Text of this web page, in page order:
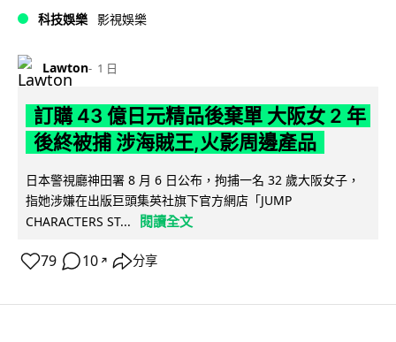
科技娛樂 影視娛樂
Lawton 1 日
訂購 43 億日元精品後棄單 大阪女 2 年
後終被捕 涉海賊王,火影周邊產品
日本警視廳神田署 8 月 6 日公布，拘捕一名 32 歲大阪女子，
指她涉嫌在出版巨頭集英社旗下官方網店「JUMP
CHARACTERS ST...
閱讀全文
79 10 ↗ 分享